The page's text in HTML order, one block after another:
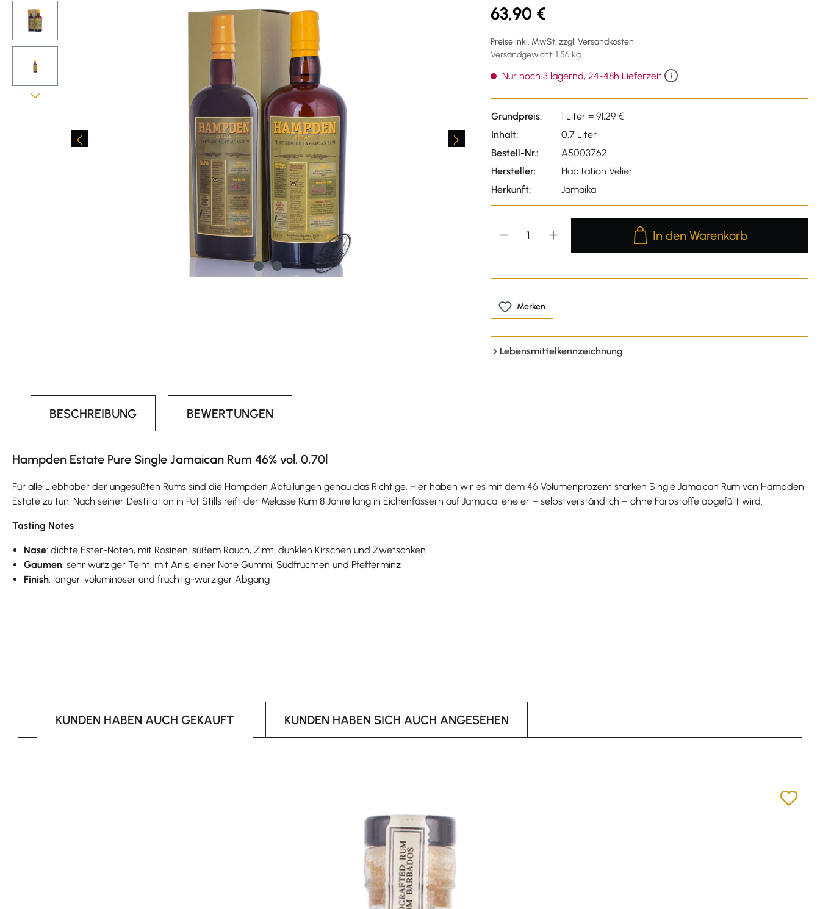
Bildergalerie überspringen 63,90 €
Preise inkl. MwSt. zzgl. Versandkosten
Versandgewicht: 1.56 kg
Nur noch 3 lagernd, 24-48h Lieferzeit
Grundpreis:
1 Liter = 91,29 €
Inhalt:
0.7 Liter
Bestell-Nr.:
A5003762
Hersteller:
Habitation Velier
Herkunft:
Jamaika
Produkt Anzahl: Gib den
In den Warenkorb
Merken
Lebensmittelkennzeichnung
BESCHREIBUNG BEWERTUNGEN
Hampden Estate Pure Single Jamaican Rum 46% vol. 0,70l
Für alle Liebhaber der ungesüßten Rums sind die Hampden Abfüllungen genau das Richtige. Hier haben wir es mit dem 46 Volumenprozent starken Single Jamaican Rum von Hampden
Estate zu tun. Nach seiner Destillation in Pot Stills reift der Melasse Rum 8 Jahre lang in Eichenfässern auf Jamaica, ehe er – selbstverständlich – ohne Farbstoffe abgefüllt wird.
Tasting Notes
Nase: dichte Ester-Noten, mit Rosinen, süßem Rauch, Zimt, dunklen Kirschen und Zwetschken
Gaumen: sehr würziger Teint, mit Anis, einer Note Gummi, Südfrüchten und Pfefferminz
Finish: langer, voluminöser und fruchtig-würziger Abgang
KUNDEN HABEN AUCH GEKAUFT KUNDEN HABEN SICH AUCH ANGESEHEN